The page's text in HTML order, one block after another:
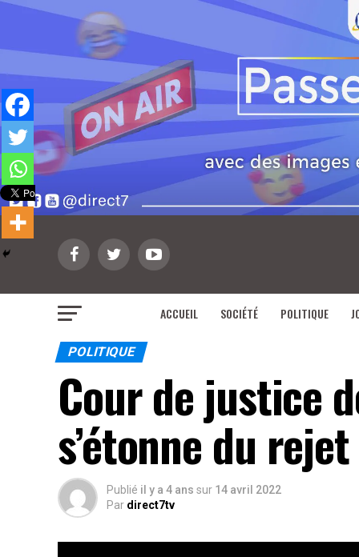
ACCUEIL SOCIÉTÉ POLITIQUE
POLITIQUE
Cour de justice
s’étonne du
Publié il y a 4 ans sur 14 avril 2022
Par direct7tv